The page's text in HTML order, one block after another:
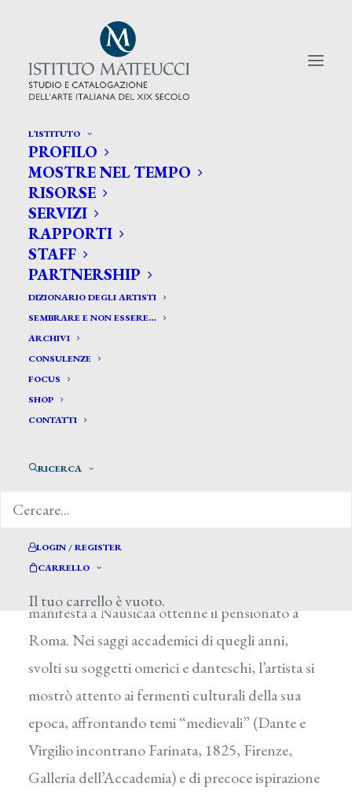
L’ISTITUTO
PROFILO
MOSTRE NEL TEMPO
RISORSE
SERVIZI
RAPPORTI
STAFF
PARTNERSHIP
DIZIONARIO DEGLI ARTISTI
SEMBRARE E NON ESSERE…
ARCHIVI
CONSULENZE
FOCUS
SHOP
CONTATTI
RICERCA
LOGIN / REGISTER
CARRELLO
Il tuo carrello è vuoto.
CERCA TRA GLI ARTISTI:
Search
for:
Calamai Baldassarre *
CALAMAI BALDASSARRE
Allievo di P. Benvenuti dal 1815 all’Accademia
di Circe (Bologna, Galleria Comunale d’Arte
manifesta a Nausicaa ottenne il pensionato a
Roma. Nei saggi accademici di quegli anni,
svolti su soggetti omerici e danteschi, l’artista si
mostrò attento ai fermenti culturali della sua
epoca, affrontando temi “medievali” (Dante e
Virgilio incontrano Farinata, 1825, Firenze,
Galleria dell’Accademia) e di precoce ispirazione